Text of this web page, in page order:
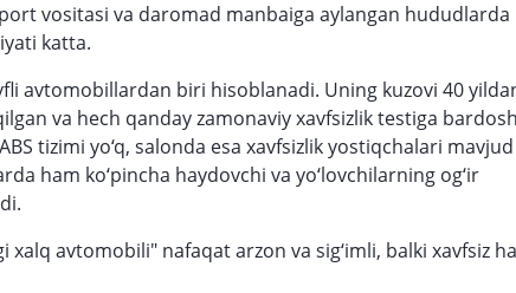
vositasi va daromad manbaiga aylangan hududlarda
katta.
avtomobillardan biri hisoblanadi. Uning kuzovi 40
va hech qanday zamonaviy xavfsizlik testiga
tizimi yo‘q, salonda esa xavfsizlik yostiqchalari
ham ko‘pincha haydovchi va yo‘lovchilarning og‘ir
xalq avtomobili" nafaqat arzon va sig‘imli, balki xavfsiz